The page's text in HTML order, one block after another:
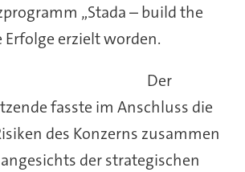
„Stada – build the
erzielt worden.
Der
fasste im Anschluss die
des Konzerns zusammen
der strategischen